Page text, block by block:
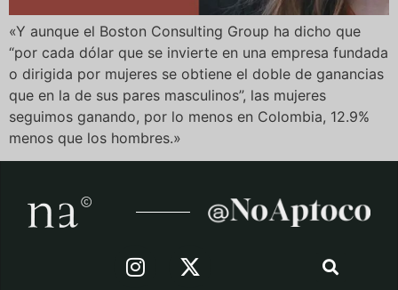
«Y aunque el Boston Consulting Group ha dicho que
“por cada dólar que se invierte en una empresa fundada
o dirigida por mujeres se obtiene el doble de ganancias
que en la de sus pares masculinos”, las mujeres
seguimos ganando, por lo menos en Colombia, 12.9%
menos que los hombres.»